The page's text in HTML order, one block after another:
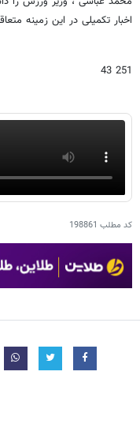
اخبار تکمیلی در این زمینه
251 43
کد مطلب 198861